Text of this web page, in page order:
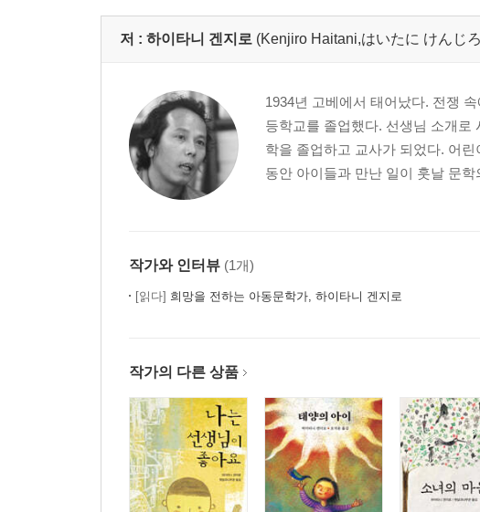
저 : 하이타니 겐지로 (Kenjiro Haitani,はいたに けんじ
1934년 고베에서 태어났다. 전쟁
등학교를 졸업했다. 선생님 소개로
학을 졸업하고 교사가 되었다. 어
동안 아이들과 만난 일이 훗날 문
작가와 인터뷰 (1개)
[읽다] 희망을 전하는 아동문학가, 하이타니 겐지로
작가의 다른 상품